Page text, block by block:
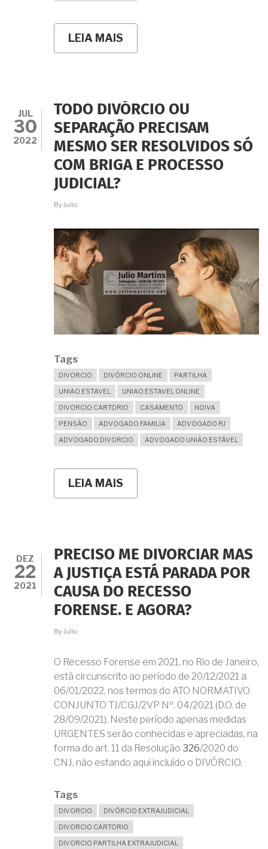
LEIA MAIS
NÃO
AMBIENTE
QUE
MEU
EX-
MARIDO.
MESMO
ASSIM
CARTÓRIO?
JUL
30
2022
TODO DIVÓRCIO OU
SEPARAÇÃO PRECISAM
MESMO SER RESOLVIDOS SÓ
COM BRIGA E PROCESSO
JUDICIAL?
ByJulio
Tags
DIVORCIO DIVÓRCIO ONLINE
PARTILHA
UNIAO ESTAVEL
UNIAO ESTAVEL ONLINE
DIVORCIO CARTORIO
CASAMENTO
NOIVA
PENSÃO
ADVOGADO FAMILIA
ADVOGADO RJ
ADVOGADO DIVORCIO
ADVOGADO UNIÃO ESTÁVEL
LEIA MAIS
TODO
MESMO
SER
RESOLVIDOS
SÓ
COM
BRIGA
E
DEZ
22
2021
PRECISO ME DIVORCIAR MAS
A JUSTIÇA ESTÁ PARADA POR
CAUSA DO RECESSO
FORENSE. E AGORA?
ByJulio
O Recesso Forense em 2021, no Rio de Janeiro,
está circunscrito ao período de 20/12/2021 a
06/01/2022, nos termos do ATO NORMATIVO
CONJUNTO TJ/CGJ/2VP Nº. 04/2021 (D.O. de
28/09/2021). Neste período apenas medidas
URGENTES serão conhecidas e apreciadas, na
forma do art. 11 da Resolução 326/2020 do
CNJ, não estando aqui incluído o DIVÓRCIO.
Tags
DIVORCIO
DIVÓRCIO EXTRAJUDICIAL
DIVORCIO CARTORIO
DIVORCIO PARTILHA EXTRAJUDICIAL